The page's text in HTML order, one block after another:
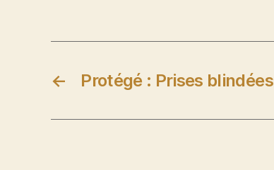
← Protégé : Prises blindées